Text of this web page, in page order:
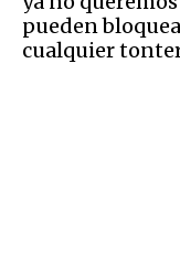
pueden
cualquier